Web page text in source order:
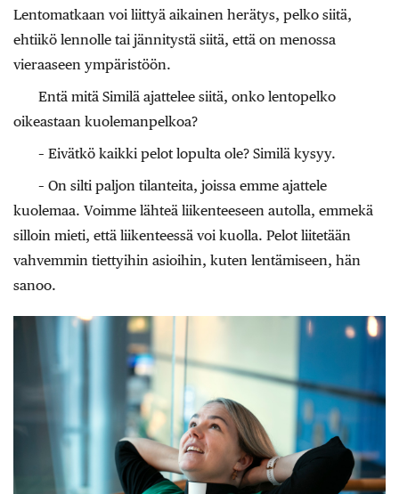
Lentomatkaan voi liittyä aikainen herätys, pelko siitä,
ehtiikö lennolle tai jännitystä siitä, että on menossa
vieraaseen ympäristöön.
Entä mitä Similä ajattelee siitä, onko lentopelko
oikeastaan kuolemanpelkoa?
– Eivätkö kaikki pelot lopulta ole? Similä kysyy.
– On silti paljon tilanteita, joissa emme ajattele
kuolemaa. Voimme lähteä liikenteeseen autolla, emmekä
silloin mieti, että liikenteessä voi kuolla. Pelot liitetään
vahvemmin tiettyihin asioihin, kuten lentämiseen, hän
sanoo.